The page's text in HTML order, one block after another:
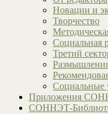
Новации и
Творчество
Социальная
Третий
Социальные
Приложения
СОННЭТ-